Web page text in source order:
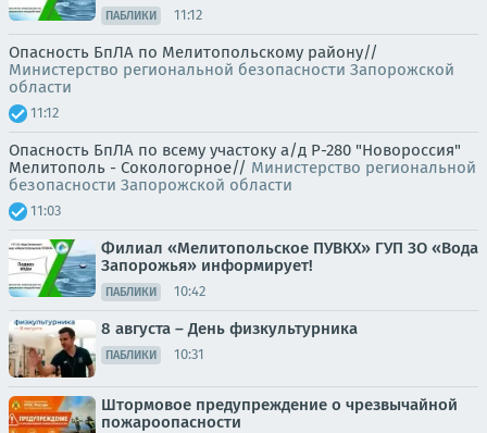
ПАБЛИКИ 11:12
Опасность БпЛА по Мелитопольскому району//
Министерство региональной безопасности Запорожской
области
11:12
Опасность БпЛА по всему участоку а/д Р-280 "Новороссия"
Мелитополь - Сокологорное// Министерство региональной
безопасности Запорожской области
11:03
Филиал «Мелитопольское ПУВКХ» ГУП ЗО «Вода
Запорожья» информирует!
ПАБЛИКИ 10:42
8 августа – День физкультурника
ПАБЛИКИ 10:31
Штормовое предупреждение о чрезвычайной
пожароопасности